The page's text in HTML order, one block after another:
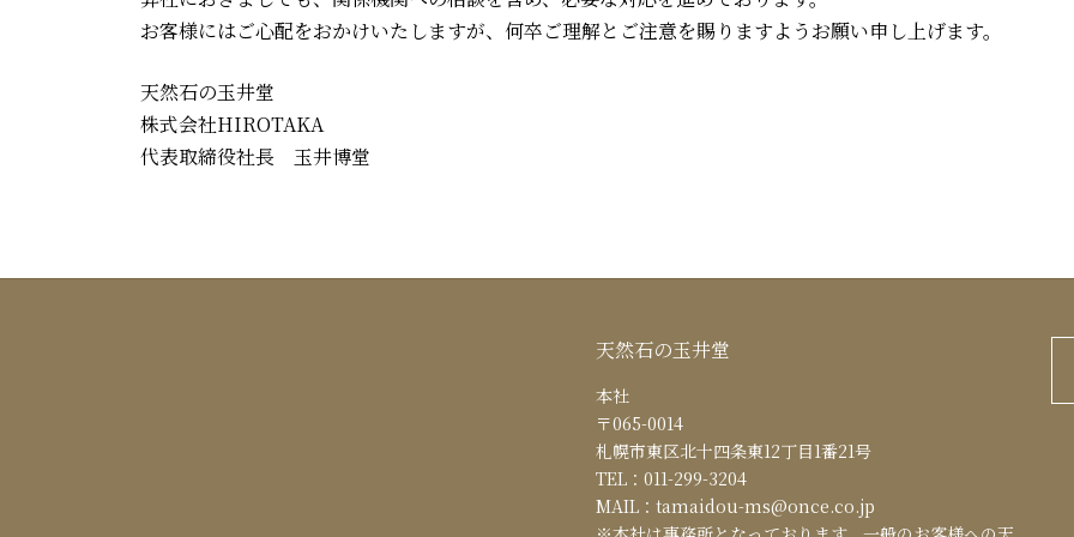
お客様にはご心配をおかけいたしますが、何卒ご理解とご注意を賜りますようお願い申し上げます。
天然石の玉井堂
株式会社HIROTAKA
代表取締役社長 玉井博堂
天然石の玉井堂
本社
〒065-0014
札幌市東区北十四条東12丁目1番21号
TEL：011-299-3204
MAIL：tamaidou-ms@once.co.jp